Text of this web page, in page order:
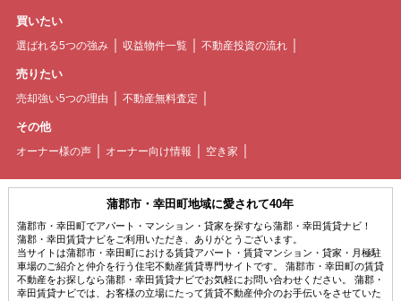
買いたい
選ばれる5つの強み 収益物件一覧 不動産投資の流れ
売りたい
売却強い5つの理由 不動産無料査定
その他
オーナー様の声 オーナー向け情報 空き家
蒲郡市・幸田町地域に愛されて40年
蒲郡市・幸田町でアパート・マンション・貸家を探すなら蒲郡・幸田賃貸ナビ！
蒲郡・幸田賃貸ナビをご利用いただき、ありがとうございます。
当サイトは蒲郡市・幸田町における賃貸アパート・賃貸マンション・貸家・月極駐
車場のご紹介と仲介を行う住宅不動産賃貸専門サイトです。 蒲郡市・幸田町の賃貸
不動産をお探しなら蒲郡・幸田賃貸ナビでお気軽にお問い合わせください。 蒲郡・
幸田賃貸ナビでは、お客様の立場にたって賃貸不動産仲介のお手伝いをさせていた